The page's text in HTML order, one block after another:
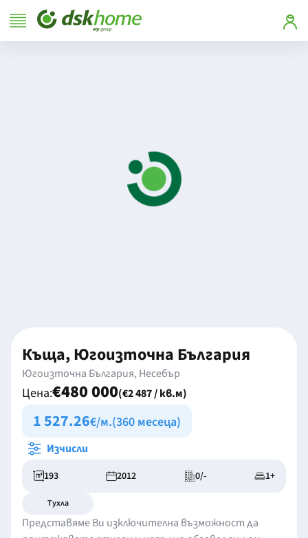
Къща, Югоизточна България
Югоизточна България, Несебър
Цена:€480 000(€2 487 / кв.м)
1 527.26€/м.(360 месеца)
Изчисли
193 2012 0/- 1+
Тухла
Представяме Ви изключителна възможност да